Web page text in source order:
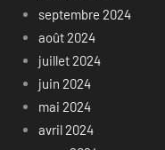
septembre 2024
août 2024
juillet 2024
juin 2024
mai 2024
avril 2024